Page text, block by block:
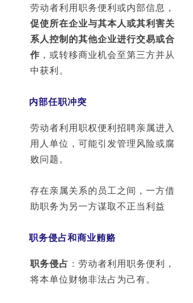
定，并履行信息披露义务。
劳动者利用职务便利或内部信息，
促使所在企业与其本人或其利害关
系人控制的其他企业进行交易或合
作 ，或转移商业机会至第三方并从
中获利。
内部任职冲突
劳动者利用职权便利招聘亲属进入
用人单位，可能引发管理风险或腐
败问题。
存在亲属关系的员工之间，一方借
助职务为另一方谋取不正当利益
职务侵占和商业贿赂
职务侵占 ：劳动者利用职务便利，
将本单位财物非法占为己有。